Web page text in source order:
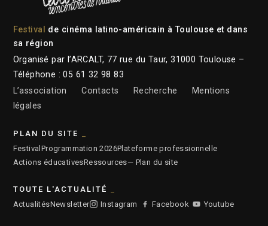
Festival
de cinéma latino-américain à Toulouse et dans
sa région
Organisé par l’ARCALT, 77 rue du Taur, 31000 Toulouse –
Téléphone : 05 61 32 98 83
L’association
Contacts Recherche
Mentions
légales
PLAN DU SITE
Festival Programmation 2026Plateforme professionnelle
Actions éducativesRessources— Plan du site
TOUTE L'ACTUALITÉ
ActualitésNewsletter Instagram Facebook Youtube